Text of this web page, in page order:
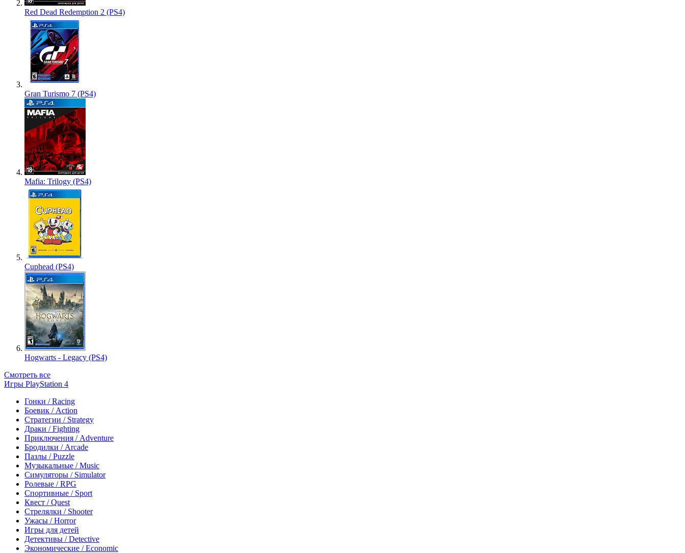
Red Dead Redemption 2 (PS4)
Gran Turismo 7 (PS4)
Mafia: Trilogy (PS4)
Cuphead (PS4)
Hogwarts - Legacy (PS4)
Смотреть все
Игры PlayStation 4
Гонки / Racing
Боевик / Action
Стратегии / Strategy
Драки / Fighting
Приключения / Adventure
Бродилки / Arcade
Пазлы / Puzzle
Музыкальные / Music
Симуляторы / Simulator
Ролевые / RPG
Спортивные / Sport
Квест / Quest
Стрелялки / Shooter
Ужасы / Horror
Игры для детей
Детективы / Detective
Экономические / Economic